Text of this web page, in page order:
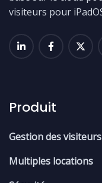
visiteurs pour
Produit
Gestion des visiteurs
Multiples locations